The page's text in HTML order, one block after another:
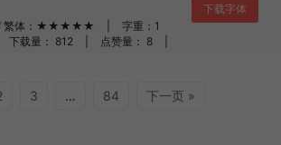
繁体：★★★★★
字重：1
下载量： 812 点赞量： 8
下载字体
3 … 84 下一页 »